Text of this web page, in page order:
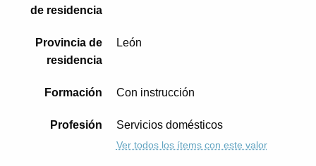
de residencia
Provincia de
residencia
León
Formación Con instrucción
Profesión Servicios domésticos
Ver todos los ítems con este valor